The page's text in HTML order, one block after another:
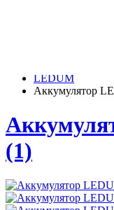
LEDUM
Аккумулятор
(1)